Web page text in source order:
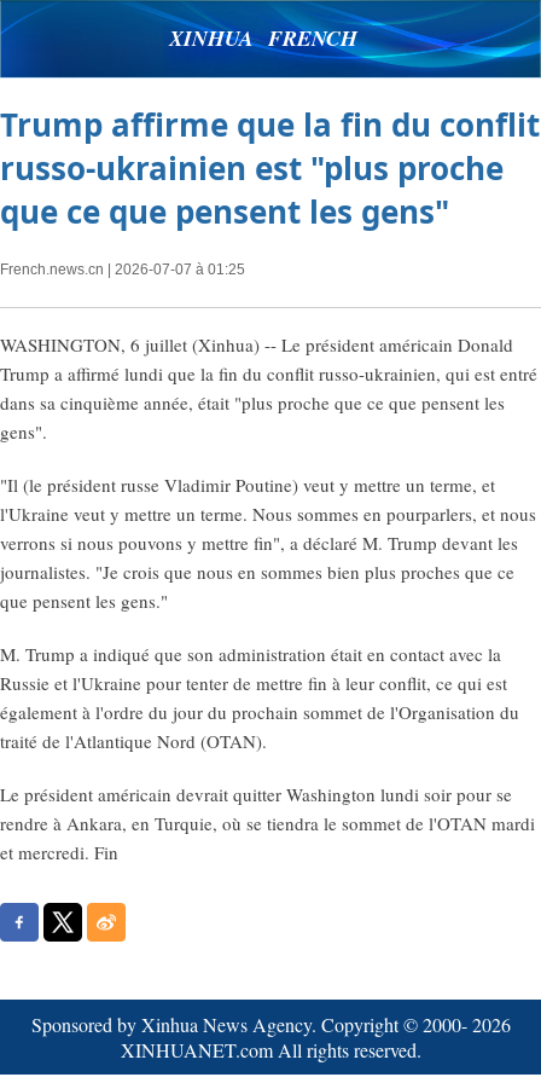
XINHUA FRENCH
Trump affirme que la fin du conflit
russo-ukrainien est "plus proche
que ce que pensent les gens"
French.news.cn | 2026-07-07 à 01:25
WASHINGTON, 6 juillet (Xinhua) -- Le président américain Donald
Trump a affirmé lundi que la fin du conflit russo-ukrainien, qui est entré
dans sa cinquième année, était "plus proche que ce que pensent les
gens".
"Il (le président russe Vladimir Poutine) veut y mettre un terme, et
l'Ukraine veut y mettre un terme. Nous sommes en pourparlers, et nous
verrons si nous pouvons y mettre fin", a déclaré M. Trump devant les
journalistes. "Je crois que nous en sommes bien plus proches que ce
que pensent les gens."
M. Trump a indiqué que son administration était en contact avec la
Russie et l'Ukraine pour tenter de mettre fin à leur conflit, ce qui est
également à l'ordre du jour du prochain sommet de l'Organisation du
traité de l'Atlantique Nord (OTAN).
Le président américain devrait quitter Washington lundi soir pour se
rendre à Ankara, en Turquie, où se tiendra le sommet de l'OTAN mardi
et mercredi. Fin
Sponsored by Xinhua News Agency. Copyright © 2000-2026
XINHUANET.com All rights reserved.